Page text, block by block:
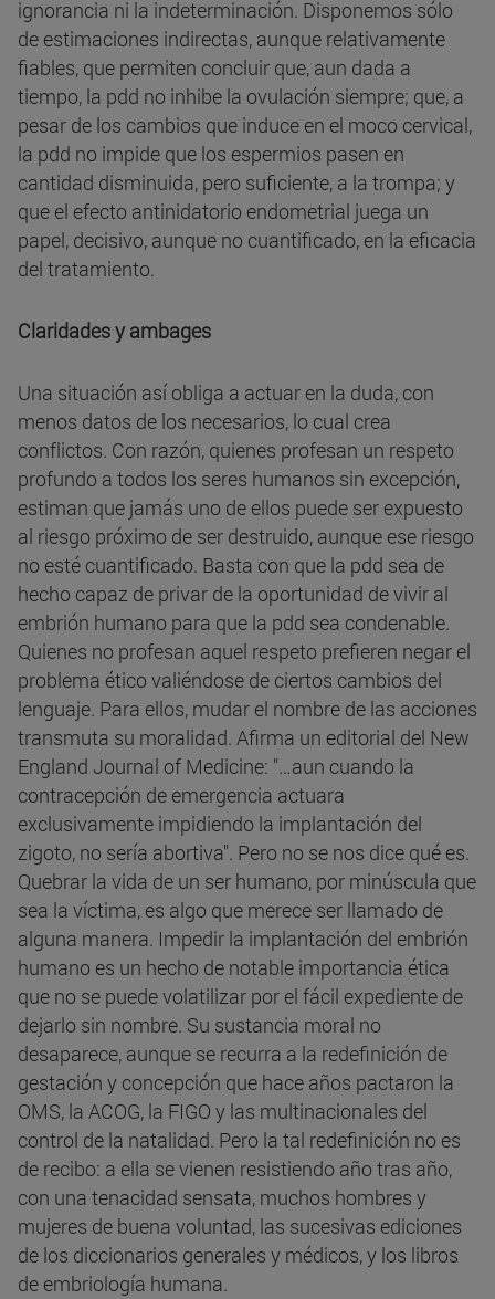
ignorancia ni la indeterminación. Disponemos sólo
de estimaciones indirectas, aunque relativamente
fiables, que permiten concluir que, aun dada a
tiempo, la pdd no inhibe la ovulación siempre; que, a
pesar de los cambios que induce en el moco cervical,
la pdd no impide que los espermios pasen en
cantidad disminuida, pero suficiente, a la trompa; y
que el efecto antinidatorio endometrial juega un
papel, decisivo, aunque no cuantificado, en la eficacia
del tratamiento.
Claridades y ambages
Una situación así obliga a actuar en la duda, con
menos datos de los necesarios, lo cual crea
conflictos. Con razón, quienes profesan un respeto
profundo a todos los seres humanos sin excepción,
estiman que jamás uno de ellos puede ser expuesto
al riesgo próximo de ser destruido, aunque ese riesgo
no esté cuantificado. Basta con que la pdd sea de
hecho capaz de privar de la oportunidad de vivir al
embrión humano para que la pdd sea condenable.
Quienes no profesan aquel respeto prefieren negar el
problema ético valiéndose de ciertos cambios del
lenguaje. Para ellos, mudar el nombre de las acciones
transmuta su moralidad. Afirma un editorial del New
England Journal of Medicine: "…aun cuando la
contracepción de emergencia actuara
exclusivamente impidiendo la implantación del
zigoto, no sería abortiva". Pero no se nos dice qué es.
Quebrar la vida de un ser humano, por minúscula que
sea la víctima, es algo que merece ser llamado de
alguna manera. Impedir la implantación del embrión
humano es un hecho de notable importancia ética
que no se puede volatilizar por el fácil expediente de
dejarlo sin nombre. Su sustancia moral no
desaparece, aunque se recurra a la redefinición de
gestación y concepción que hace años pactaron la
OMS, la ACOG, la FIGO y las multinacionales del
control de la natalidad. Pero la tal redefinición no es
de recibo: a ella se vienen resistiendo año tras año,
con una tenacidad sensata, muchos hombres y
mujeres de buena voluntad, las sucesivas ediciones
de los diccionarios generales y médicos, y los libros
de embriología humana.